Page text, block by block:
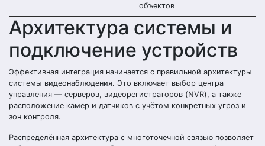
объектов
Архитектура системы и
подключение устройств
Эффективная интеграция начинается с правильной архитектуры
системы видеонаблюдения. Это включает выбор центра
управления — серверов, видеорегистраторов (NVR), а также
расположение камер и датчиков с учётом конкретных угроз и
зон контроля.
Распределённая архитектура с многоточечной связью позволяет